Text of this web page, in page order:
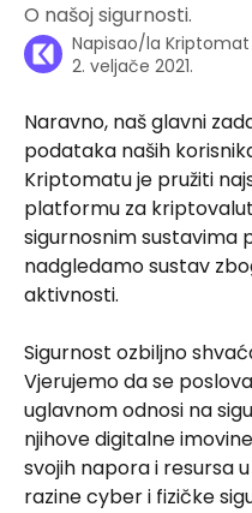
O našoj sigurnosti.
Napisao/la
2. veljače 2021.
Naravno, naš glavni
podataka naših
Kriptomatu je pružiti
platformu za
sigurnosnim sustavima
nadgledamo sustav
aktivnosti.
Sigurnost ozbiljno
Vjerujemo da se
uglavnom odnosi na
njihove digitalne
svojih napora i resursa
razine cyber i fizičke